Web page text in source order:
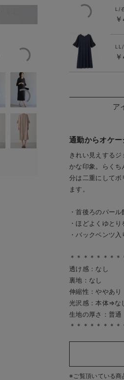
ット ブラック／
ネイビー
L/
LL/
ア
通勤からオケ
きれい見えする
かな印象。らく
分は二重にしてボ
ます。
・首後ろのパー
・ほどよくゆと
・バックベンツ
＊＊＊＊＊＊＊
透け感：なし
裏地：なし
伸縮性：ややあり
光沢感：本体⇒な
生地の厚さ：普通
＊＊＊＊＊＊＊
※ご覧頂いている商